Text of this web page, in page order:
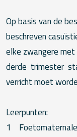
Op basis van de
beschreven
elke zwangere
derde trimester
verricht moet
Leerpunten:
1